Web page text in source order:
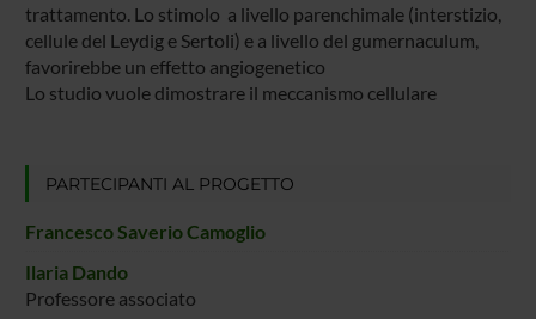
trattamento. Lo stimolo a livello parenchimale (interstizio,
cellule del Leydig e Sertoli) e a livello del gumernaculum,
favorirebbe un effetto angiogenetico
Lo studio vuole dimostrare il meccanismo cellulare
PARTECIPANTI AL PROGETTO
Francesco Saverio Camoglio
Ilaria Dando
Professore associato